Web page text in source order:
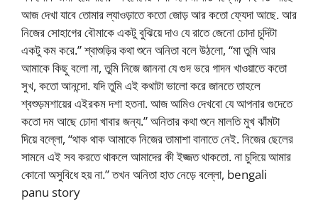
আজ দেখা যাবে তোমার ল্যাওড়াতে কতো জোড় আর কতো ফ্যেদা আছে. আর
নিজের সোহাগের বৌমাকে একটু বুঝিয়ে দাও যে রাতে জেনো চোদা চুদিটা
একটু কম করে.” শ্বাশুড়ির কথা শুনে অনিতা বলে উঠলো, “মা তুমি আর
আমাকে কিছু বলো না, তুমি নিজে জাননা যে গুদ ভরে গাদন খাওয়াতে কতো
সুখ, কতো আনন্দো. যদি তুমি এই কথাটা ভালো করে জানতে তাহলে
শ্বশুড়মশায়ের এইরকম দশা হতনা. আজ আমিও দেখবো যে আপনার গুদেতে
কতো দম আছে চোদা খাবার জন্য.” অনিতার কথা শুনে মালতি মুখ ঝাঁমটা
দিয়ে বল্লো, “থাক থাক আমাকে নিজের তামাশা বানাতে নেই. নিজের ছেলের
সামনে এই সব করতে থাকলে আমাদের কী ইজ্জত থাকতো. না চুদিয়ে আমার
কোনো অসুবিধে হয় না.” তখন অনিতা হাত নেড়ে বল্লো, bengali
panu story